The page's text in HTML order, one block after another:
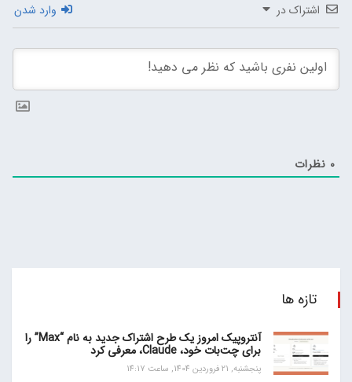
اشتراک در وارد شدن
0 نظرات
تازه ها
آنتروپیک امروز یک طرح اشتراک جدید به نام “Max” را
برای چت‌بات خود، Claude، معرفی کرد
پنجشنبه, 21 فروردین 1404, ساعت 14:17